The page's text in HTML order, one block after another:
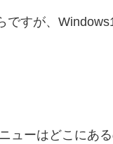
ですが、
ューはどこにある